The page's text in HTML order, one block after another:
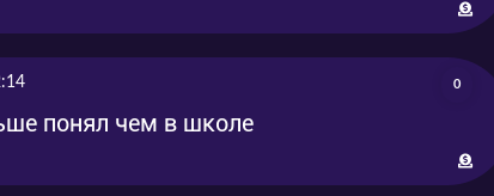
0
понял чем в школе